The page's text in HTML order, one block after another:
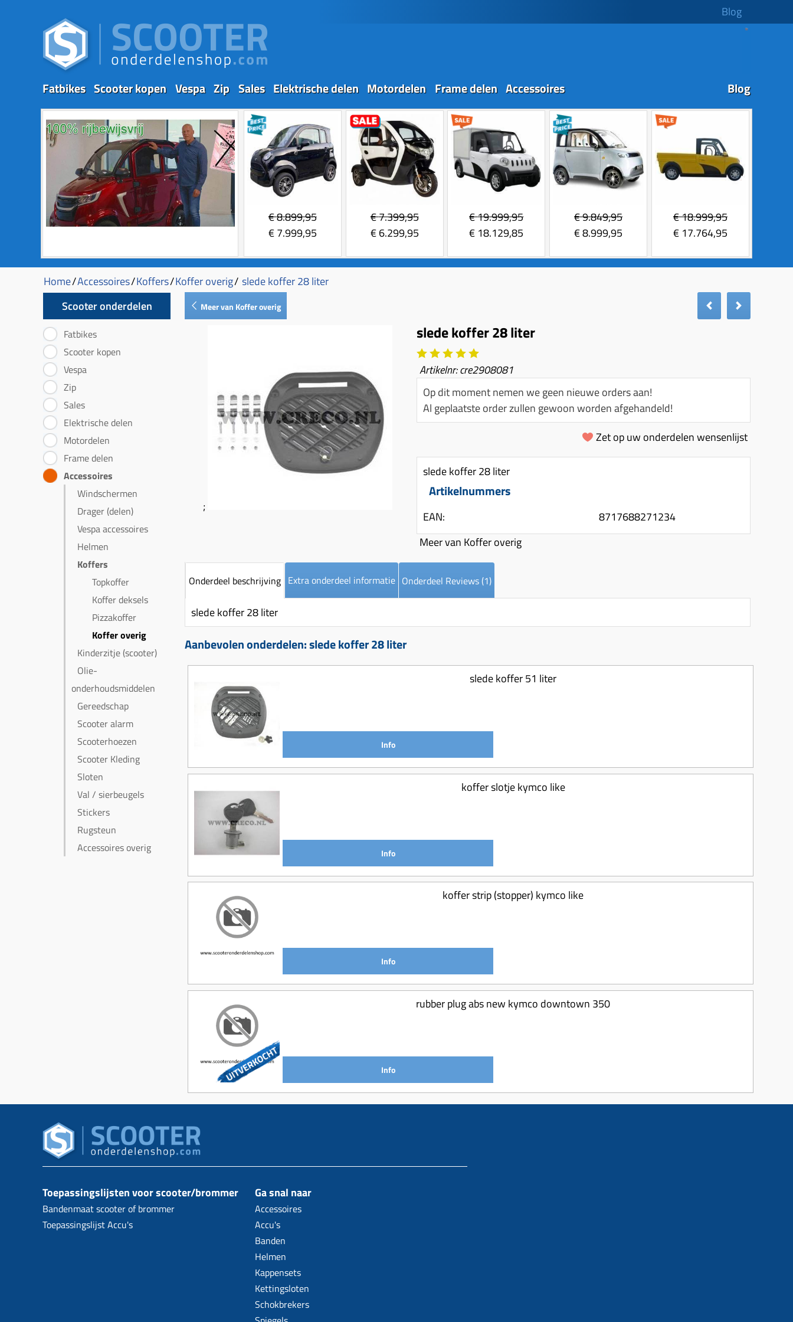
Blog
Fatbikes Scooter kopen Vespa Zip Sales Elektrische delen Motordelen Frame delen Accessoires Blog
€8.899,95
€7.999,95
€7.399,95
€6.299,95
€19.999,95
€ 18.129,85
€9.849,95
€8.999,95
€18.999,95
€ 17.764,95
Home/Accessoires/Koffers/Koffer overig/ slede koffer 28 liter
Scooter onderdelen
Fatbikes
Scooter kopen
Vespa
Zip
Sales
Elektrische delen
Motordelen
Frame delen
Accessoires
Windschermen
Drager (delen)
Vespa accessoires
Helmen
Koffers
Topkoffer
Koffer deksels
Pizzakoffer
Koffer overig
Kinderzitje (scooter)
Olie-
onderhoudsmiddelen
Gereedschap
Scooter alarm
Scooterhoezen
Scooter Kleding
Sloten
Val / sierbeugels
Stickers
Rugsteun
Accessoires overig
Meer van Koffer overig
;
slede koffer 28 liter
Artikelnr:cre2908081
Op dit moment nemen we geen nieuwe orders aan!
Al geplaatste order zullen gewoon worden afgehandeld!
Zet op uw onderdelen wensenlijst
slede koffer 28 liter
Artikelnummers
EAN:
8717688271234
Meer van Koffer overig
Onderdeel beschrijving Extra onderdeel informatie Onderdeel Reviews (1)
slede koffer 28 liter
Aanbevolen onderdelen: slede koffer 28 liter
slede koffer 51 liter
Info
koffer slotje kymco like
Info
koffer strip (stopper) kymco like
Info
rubber plug abs new kymco downtown 350
Info
Toepassingslijsten voor scooter/brommer
Bandenmaat scooter of brommer
Toepassingslijst Accu's
Ga snal naar
Accessoires
Accu's
Banden
Helmen
Kappensets
Kettingsloten
Schokbrekers